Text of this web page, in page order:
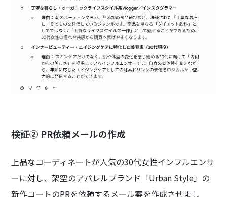
検証② PR依頼メールの作成
上品なコーディネートが人気の30代女性インフルエンサ
ーに対し、架空のアパレルブランド「Urban Style」の
新作コートのPRを依頼するメール案を作成させまし